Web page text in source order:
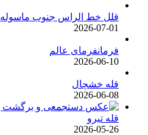
قلل خط الراس جنوب ماسوله
2026-07-01
فرمانفرمای عالم
2026-06-10
قله خشچال
2026-06-08
قله تیرو
2026-05-26